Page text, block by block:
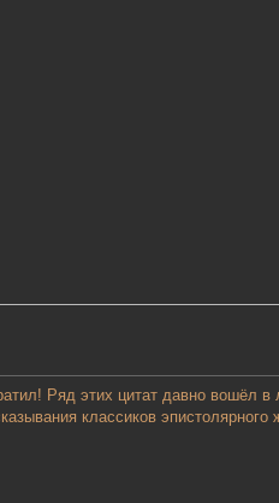
Ряд этих цитат давно вошёл в
классиков эпистолярного